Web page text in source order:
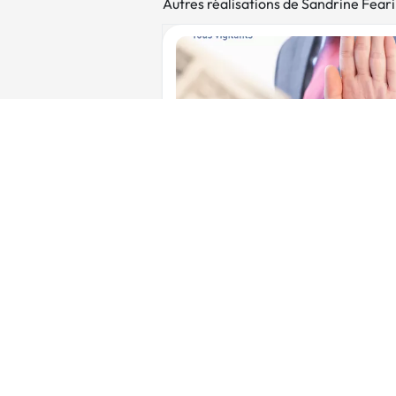
Autres réalisations de Sandrine